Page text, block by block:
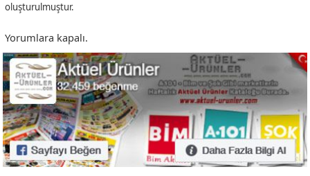
oluşturulmuştur.
Yorumlara kapalı.